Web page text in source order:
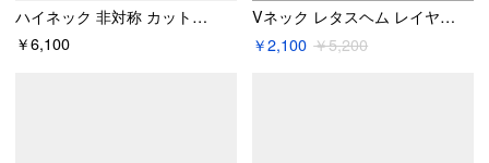
ハイネック 非対称 カットアウト スリット Aライン マキシドレス
￥6,100
Vネック レタスヘム レイヤード ラッフルヘム レースパッチ ベルスリーブ トップ
￥2,100 ￥5,200